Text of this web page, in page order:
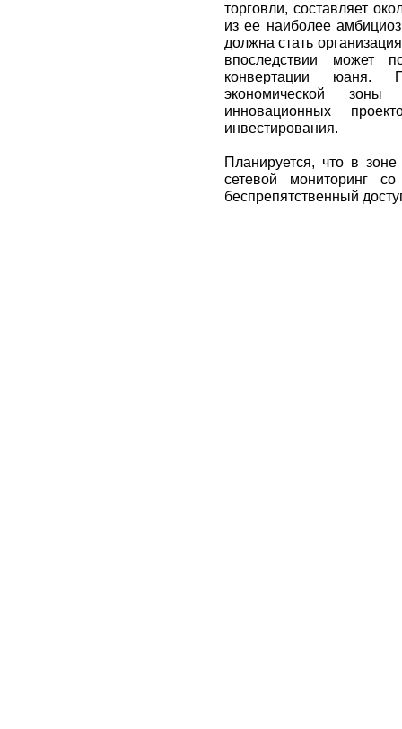
торговли, составляет
из ее наиболее
должна стать
впоследствии может
конвертации юаня.
экономической
инновационных
инвестирования.
Планируется, что в
сетевой мониторинг
беспрепятственный